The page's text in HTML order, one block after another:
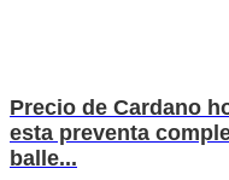
Precio de Cardano
esta preventa
balle...